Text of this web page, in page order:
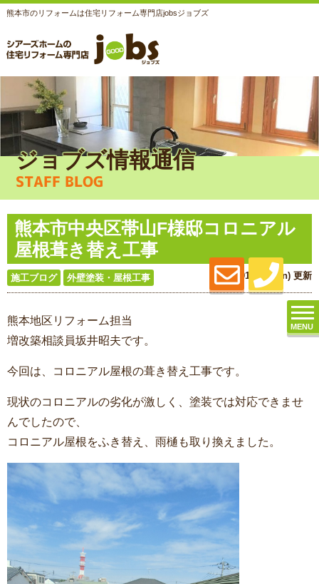
熊本市のリフォームは住宅リフォーム専門店jobsジョブズ
MENU
ジョブズ情報通信
STAFF BLOG
熊本市中央区帯山F様邸コロニアル
屋根葺き替え工事
施工ブログ 外壁塗装・屋根工事 2018.01.15 (Mon) 更新
熊本地区リフォーム担当
増改築相談員坂井昭夫です。
今回は、コロニアル屋根の葺き替え工事です。
現状のコロニアルの劣化が激しく、塗装では対応できませ
んでしたので、
コロニアル屋根をふき替え、雨樋も取り換えました。